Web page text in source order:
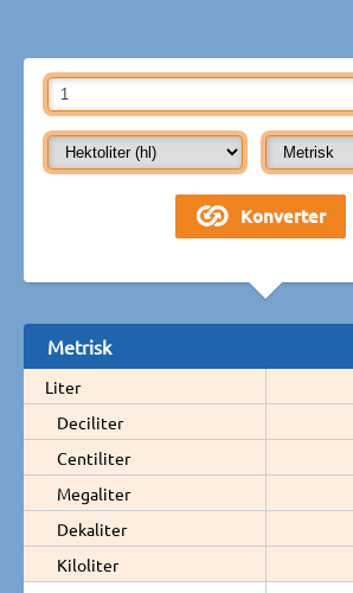
Metrisk
Liter
Deciliter
Centiliter
Megaliter
Dekaliter
Kiloliter